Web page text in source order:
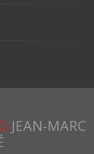
JEAN-MARC